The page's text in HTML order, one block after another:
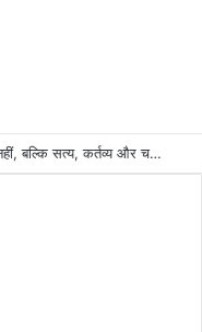
भारतीय शिक्षण पद्धति में धर्म का अर्थ संप्रदाय नहीं, बल्कि सत्य, कर्तव्य और चरित्र निर्माण है: विजय प्रकाश